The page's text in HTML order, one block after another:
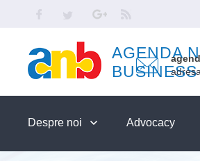
Facebook
Twitter Google
AGENDA
BUSINESS
Despre noi Advocacy